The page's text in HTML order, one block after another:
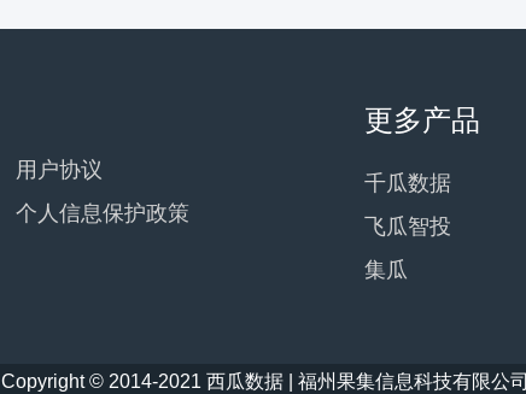
用户协议
个人信息保护政策
更多产品
千瓜数据
飞瓜智投
集瓜
Copyright © 2014-2021 西瓜数据 | 福州果集信息科技有限公司